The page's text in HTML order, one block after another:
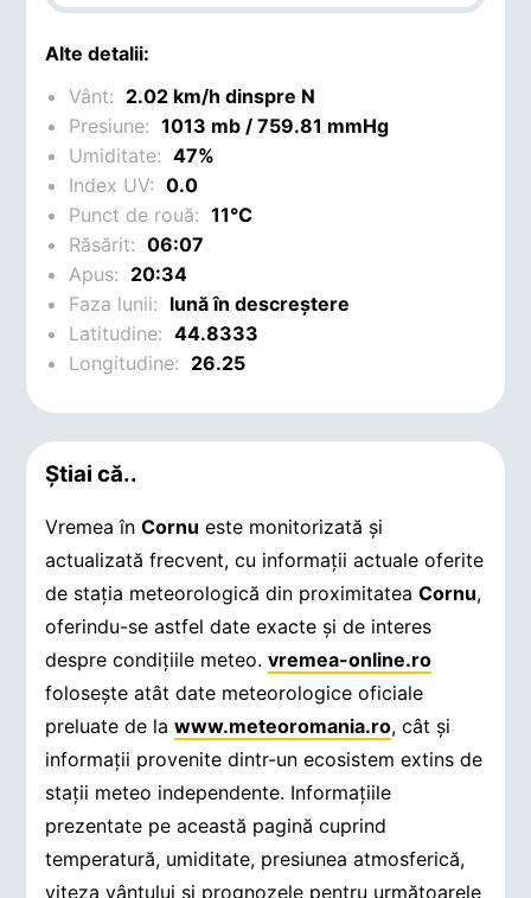
Alte detalii:
Vânt: 2.02 km/h dinspre N
Presiune:1013 mb / 759.81 mmHg
Umiditate:47%
Index UV:0.0
Punct de rouă:11°C
Răsărit:06:07
Apus: 20:34
Faza lunii: lună în descreștere
Latitudine:44.8333
Longitudine: 26.25
Știai că..
Vremea înCornu este monitorizată și
actualizată frecvent, cu informații actuale oferite
de stația meteorologică din proximitateaCornu,
oferindu-se astfel date exacte și de interes
despre condițiile meteo.vremea-online.ro
folosește atât date meteorologice oficiale
preluate de lawww.meteoromania.ro, cât și
informații provenite dintr-un ecosistem extins de
stații meteo independente. Informațiile
prezentate pe această pagină cuprind
temperatură, umiditate, presiunea atmosferică,
viteza vântului și prognozele pentru următoarele